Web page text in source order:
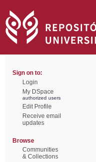
Sign on to:
Login
My DSpace
authorized users
Edit Profile
Receive email
updates
Browse
Communities
& Collections